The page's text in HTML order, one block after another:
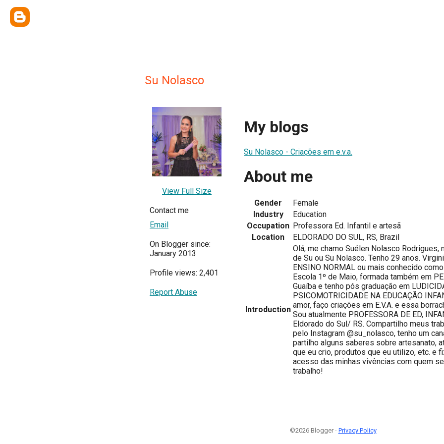
Su Nolasco
View Full Size
Contact me
Email
On Blogger since:
January 2013
Profile views: 2,401
Report Abuse
My blogs
Su Nolasco - Criações em e.v.a.
About me
Gender
Female
Industry
Education
Occupation Professora Ed. Infantil e artesã
Location
ELDORADO DO SUL, RS, Brazil
Introduction
Olá, me chamo Suélen Nolasco Rodrigues,
de Su ou Su Nolasco. Tenho 29 anos.
ENSINO NORMAL ou mais conhecido
Escola 1º de Maio, formada também em
Guaíba e tenho pós graduação em
PSICOMOTRICIDADE NA EDUCAÇÃO
amor, faço criações em E.V.A. e essa
Sou atualmente PROFESSORA DE ED,
Eldorado do Sul/ RS. Compartilho meus
pelo Instagram @su_nolasco, tenho um
partilho alguns saberes sobre artesanato,
que eu crio, produtos que eu utilizo, etc. e
acesso das minhas vivências com quem
trabalho!
©2026 Blogger - Privacy Policy